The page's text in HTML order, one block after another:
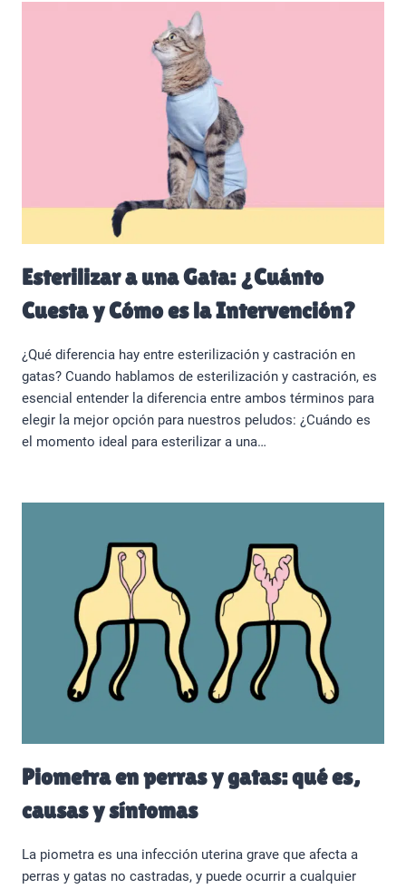
Esterilizar a una Gata: ¿Cuánto
Cuesta y Cómo es la Intervención?
¿Qué diferencia hay entre esterilización y castración en
gatas? Cuando hablamos de esterilización y castración, es
esencial entender la diferencia entre ambos términos para
elegir la mejor opción para nuestros peludos: ¿Cuándo es
el momento ideal para esterilizar a una…
Piometra en perras y gatas: qué es,
causas y síntomas
La piometra es una infección uterina grave que afecta a
perras y gatas no castradas, y puede ocurrir a cualquier